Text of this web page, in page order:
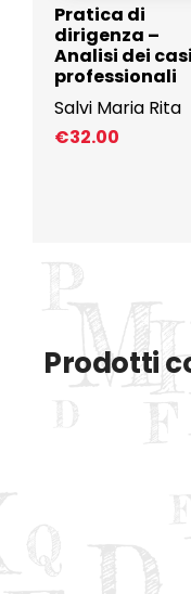
Pratica di
dirigenza –
Analisi dei casi
professionali
Salvi Maria Rita
€32.00
Prodotti